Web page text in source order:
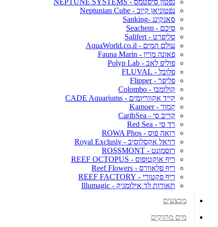
נפטוניאן קיוב - Neptunian Cube
סאנקינג -Sanking
סיכם - Seachem
סליפרט - Salifert
עולם המים - AquaWorld.co.il
פאונה מרין - Fauna Marin
פוליפ לאב - Polyp Lab
פלובל - FLUVAL
פליפר - Flipper
קולומבו - Colombo
קייד אקווריומים - CADE Aquariums
קמור - Kamoer
קריב סי - CaribSea
רד סי - Red Sea
רואה פוס - ROWA Phos
רויאל אקסלוסיב - Royal Exclusiv
רוסמונט - ROSSMONT
ריף אוקטופוס - REEF OCTOPUS
ריף פלאוורס - Reef Flowers
ריף פקטורי - REEF FACTORY
תאורות לד אילומגיק - Illumagic
מבצעים
מים מתוקים